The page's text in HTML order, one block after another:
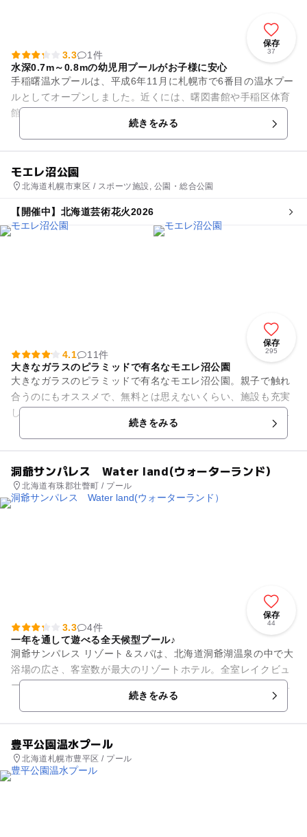
保存
37
3.3
1件
水深0.7m～0.8mの幼児用プールがお子様に安心
手稲曙温水プールは、平成6年11月に札幌市で6番目の温水プー
ルとしてオープンしました。近くには、曙図書館や手稲区体育
館もあります。売店や自動販売機、水深0.7m～0.8mの幼児用
続きをみる
モエレ沼公園
北海道札幌市東区 / スポーツ施設, 公園・総合公園
【開催中】北海道芸術花火2026
保存
295
4.1
11件
大きなガラスのピラミッドで有名なモエレ沼公園
大きなガラスのピラミッドで有名なモエレ沼公園。親子で触れ
合うのにもオススメで、無料とは思えないくらい、施設も充実
しています。なかでもオススメなのが、芸術家として名高いイ
サム・ノグチの遊具。滑り台...続きをみる
洞爺サンパレス Water land(ウォーターランド）
北海道有珠郡壮瞥町 / プール
保存
44
3.3
4件
一年を通して遊べる全天候型プール♪
洞爺サンパレス リゾート＆スパは、北海道洞爺湖温泉の中で大
浴場の広さ、客室数が最大のリゾートホテル。全室レイクビュ
ーで絶景を望めます。施設の中にあるWater landは日帰りで利
続きをみる
豊平公園温水プール
北海道札幌市豊平区 / プール